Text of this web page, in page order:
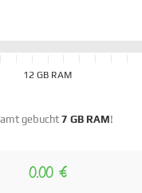
12 GB RAM
gebucht 7 GB RAM!
0.00 €